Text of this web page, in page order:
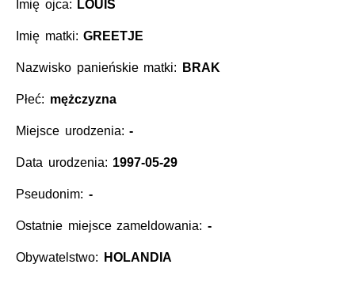
Imię ojca: LOUIS
Imię matki:GREETJE
Nazwisko panieńskie matki: BRAK
Płeć: mężczyzna
Miejsce urodzenia:-
Data urodzenia: 1997-05-29
Pseudonim: -
Ostatnie miejsce zameldowania: -
Obywatelstwo: HOLANDIA